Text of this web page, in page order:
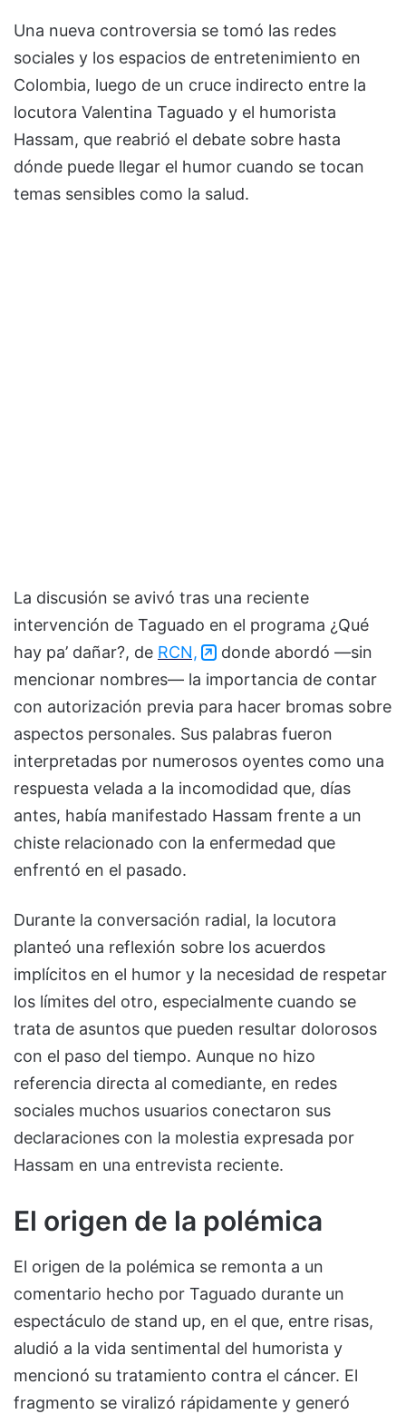
Una nueva controversia se tomó las redes
sociales y los espacios de entretenimiento en
Colombia, luego de un cruce indirecto entre la
locutora Valentina Taguado y el humorista
Hassam, que reabrió el debate sobre hasta
dónde puede llegar el humor cuando se tocan
temas sensibles como la salud.
La discusión se avivó tras una reciente
intervención de Taguado en el programa ¿Qué
hay pa’ dañar?, de RCN,
donde abordó —sin
mencionar nombres— la importancia de contar
con autorización previa para hacer bromas sobre
aspectos personales. Sus palabras fueron
interpretadas por numerosos oyentes como una
respuesta velada a la incomodidad que, días
antes, había manifestado Hassam frente a un
chiste relacionado con la enfermedad que
enfrentó en el pasado.
Durante la conversación radial, la locutora
planteó una reflexión sobre los acuerdos
implícitos en el humor y la necesidad de respetar
los límites del otro, especialmente cuando se
trata de asuntos que pueden resultar dolorosos
con el paso del tiempo. Aunque no hizo
referencia directa al comediante, en redes
sociales muchos usuarios conectaron sus
declaraciones con la molestia expresada por
Hassam en una entrevista reciente.
El origen de la polémica
El origen de la polémica se remonta a un
comentario hecho por Taguado durante un
espectáculo de stand up, en el que, entre risas,
aludió a la vida sentimental del humorista y
mencionó su tratamiento contra el cáncer. El
fragmento se viralizó rápidamente y generó